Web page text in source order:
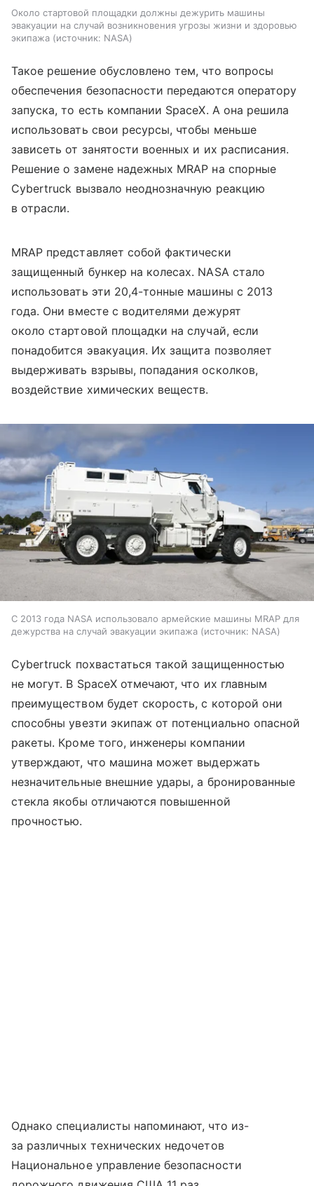
Около стартовой площадки должны дежурить машины
эвакуации на случай возникновения угрозы жизни и здоровью
экипажа
источник: NASA
Такое решение обусловлено тем, что вопросы
обеспечения безопасности передаются оператору
запуска, то есть компании SpaceX. А она решила
использовать свои ресурсы, чтобы меньше
зависеть от занятости военных и их расписания.
Решение о замене надежных MRAP на спорные
Cybertruck вызвало неоднозначную реакцию
в отрасли.
MRAP представляет собой фактически
защищенный бункер на колесах. NASA стало
использовать эти 20,4-тонные машины с 2013
года. Они вместе с водителями дежурят
около стартовой площадки на случай, если
понадобится эвакуация. Их защита позволяет
выдерживать взрывы, попадания осколков,
воздействие химических веществ.
С 2013 года NASA использовало армейские машины MRAP для
дежурства на случай эвакуации экипажа
источник: NASA
Cybertruck похвастаться такой защищенностью
не могут. В SpaceX отмечают, что их главным
преимуществом будет скорость, с которой они
способны увезти экипаж от потенциально опасной
ракеты. Кроме того, инженеры компании
утверждают, что машина может выдержать
незначительные внешние удары, а бронированные
стекла якобы отличаются повышенной
прочностью.
Однако специалисты напоминают, что из-
за различных технических недочетов
Национальное управление безопасности